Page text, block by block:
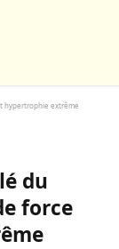
hypertrophie extrême
du
force